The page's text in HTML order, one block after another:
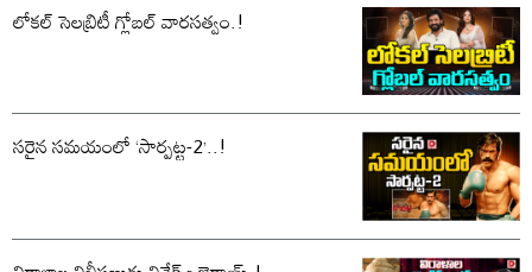
లోకల్ సెలబ్రిటీ గ్లోబల్ వారసత్వం.!
సరైన సమయంలో ‘సార్పట్ట-2’..!